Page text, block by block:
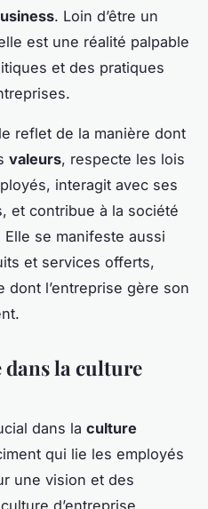
. Loin d’être un
est une réalité palpable
et des pratiques
reflet de la manière dont
valeurs, respecte les lois
interagit avec ses
et contribue à la société
se manifeste aussi
et services offerts,
dont l’entreprise gère son
dans la culture
dans la culture
qui lie les employés
une vision et des